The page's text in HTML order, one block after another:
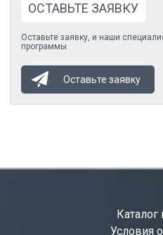
ОСТАВЬТЕ ЗАЯВКУ
Оставьте заявку, и наши
программы
Оставьте заявку
Каталог
Условия